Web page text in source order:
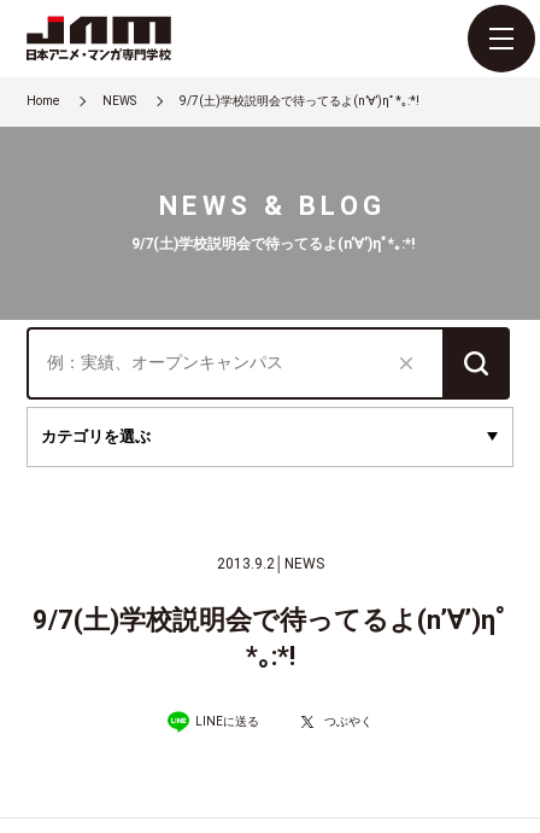
Home NEWS 9/7(土)学校説明会で待ってるよ(n’∀’)ηﾟ*｡:*!
NEWS & BLOG
9/7(土)学校説明会で待ってるよ(n’∀’)ηﾟ*｡:*!
2013.9.2 NEWS
9/7(土)学校説明会で待ってるよ(n’∀’)ηﾟ
*｡:*!
LINEに送る つぶやく